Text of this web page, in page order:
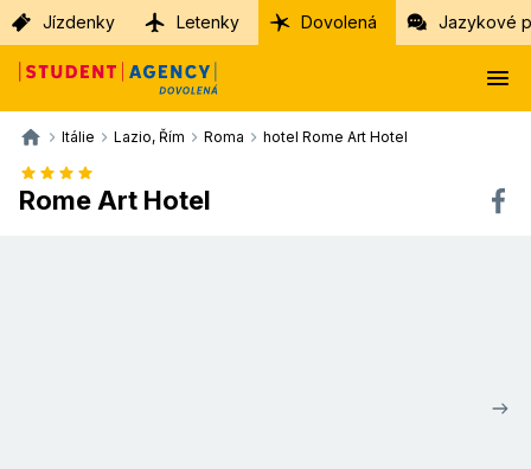
Jízdenky Letenky Dovolená Jazykové
Itálie Lazio, Řím Roma hotel Rome Art Hotel
Rome Art Hotel